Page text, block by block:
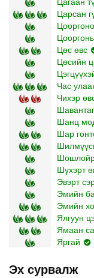
Царсан
Цооргоно
Цөс өвс
Цөсийн
Час
Чихэр
Шавантаг
Шанц
Шар
Шүхэрт
Эвэрт
Эмийн
Эмийн
Ялгуун
Ямаан
Яргай
Эх сурвалж